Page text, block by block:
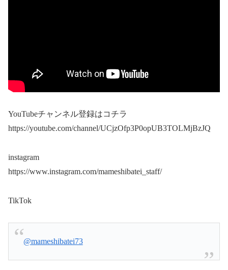
YouTubeチャンネル登録はコチラ
https://youtube.com/channel/UCjzOfp3P0opUB3TOLMjBzJQ
instagram
https://www.instagram.com/mameshibatei_staff/
TikTok
@mameshibatei73